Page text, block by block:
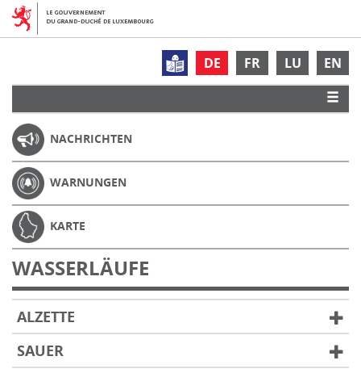
DE FR LU EN
NACHRICHTEN
WARNUNGEN
KARTE
WASSERLÄUFE
ALZETTE
SAUER